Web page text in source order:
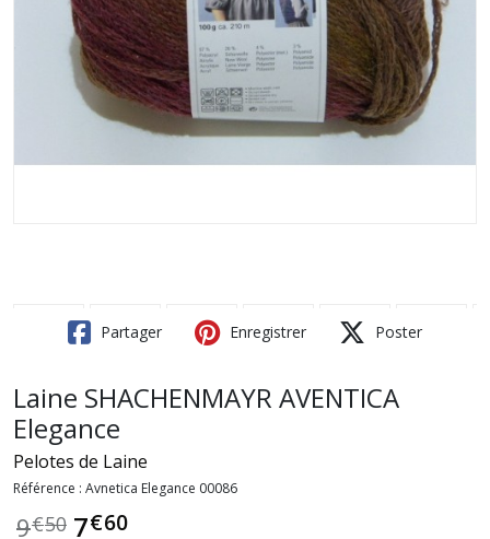
Partager Enregistrer Poster
Laine SHACHENMAYR AVENTICA
Elegance
Pelotes de Laine
Référence : Avnetica Elegance 00086
9€50 7€60